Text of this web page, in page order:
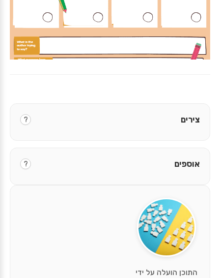
התוכן הועלה על ידי
צירים ?
אוספים ?